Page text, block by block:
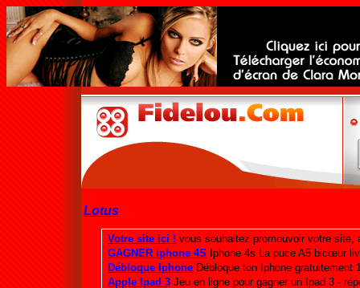
Lotus